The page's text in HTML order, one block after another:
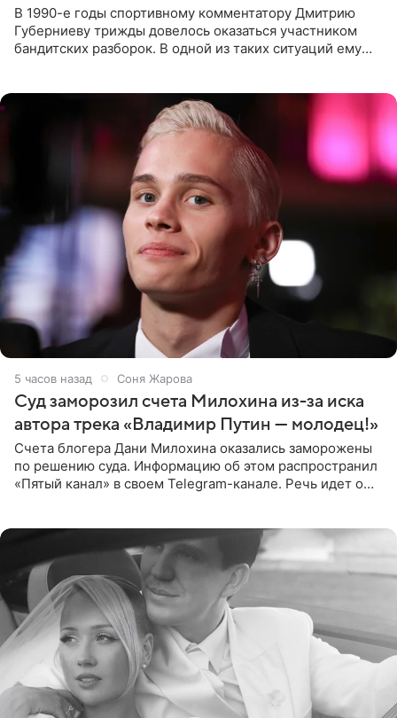
В 1990-е годы спортивному комментатору Дмитрию
Губерниеву трижды довелось оказаться участником
бандитских разборок. В одной из таких ситуаций ему
5 часов назад Соня Жарова
Суд заморозил счета Милохина из-за иска
автора трека «Владимир Путин — молодец!»
Счета блогера Дани Милохина оказались заморожены
по решению суда. Информацию об этом распространил
«Пятый канал» в своем Telegram-канале. Речь идет о